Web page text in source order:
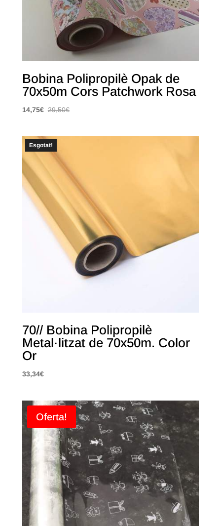
Bobina Polipropilè Opak de
70x50m Cors Patchwork Rosa
14,75€ 29,50€
Esgotat!
70// Bobina Polipropilè
Metal·litzat de 70x50m. Color
Or
33,34€
Oferta!